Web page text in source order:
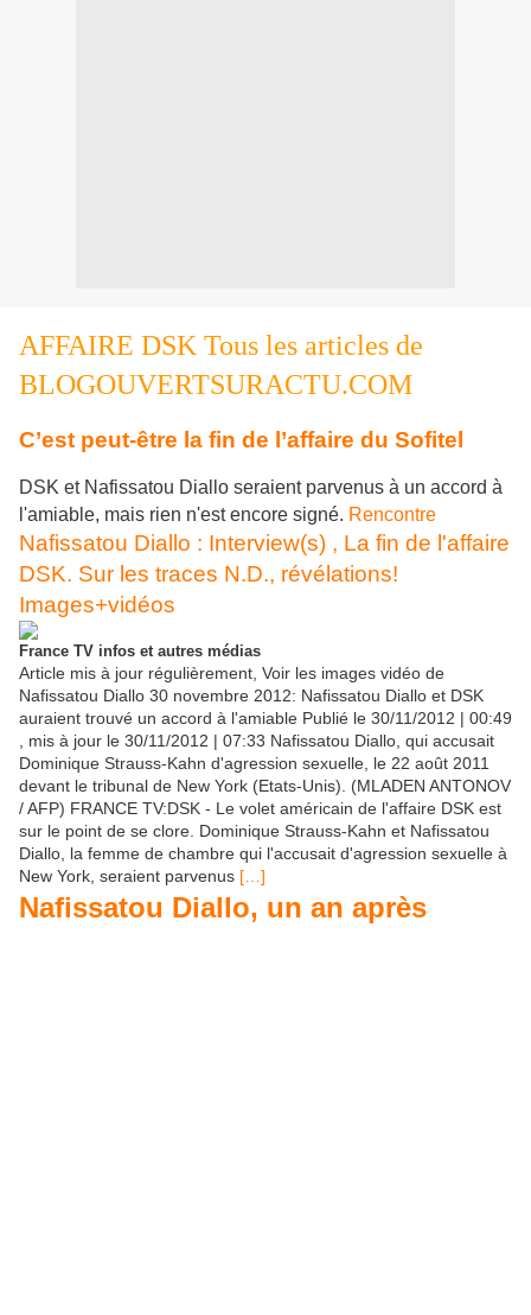
AFFAIRE DSK Tous les articles de
BLOGOUVERTSURACTU.COM
C’est peut-être la fin de l’affaire du Sofitel
DSK et Nafissatou Diallo seraient parvenus à un accord à
l'amiable, mais rien n'est encore signé. Rencontre
Nafissatou Diallo : Interview(s) , La fin de l'affaire
DSK. Sur les traces N.D., révélations!
Images+vidéos
France TV infos et autres médias
Article mis à jour régulièrement, Voir les images vidéo de
Nafissatou Diallo 30 novembre 2012: Nafissatou Diallo et DSK
auraient trouvé un accord à l'amiable Publié le 30/11/2012 | 00:49
, mis à jour le 30/11/2012 | 07:33 Nafissatou Diallo, qui accusait
Dominique Strauss-Kahn d'agression sexuelle, le 22 août 2011
devant le tribunal de New York (Etats-Unis). (MLADEN ANTONOV
/ AFP) FRANCE TV:DSK - Le volet américain de l'affaire DSK est
sur le point de se clore. Dominique Strauss-Kahn et Nafissatou
Diallo, la femme de chambre qui l'accusait d'agression sexuelle à
New York, seraient parvenus […]
Nafissatou Diallo, un an après